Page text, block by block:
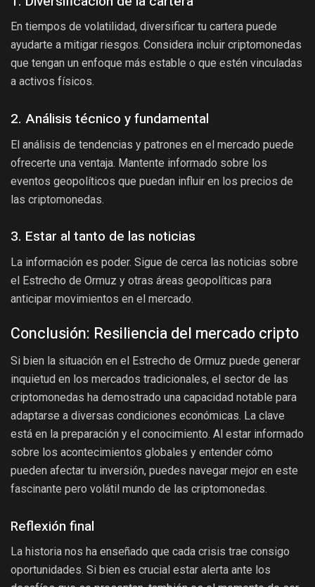
En tiempos de volatilidad, diversificar tu cartera puede
ayudarte a mitigar riesgos. Considera incluir criptomonedas
que tengan un enfoque más estable o que estén vinculadas
a activos físicos.
2. Análisis técnico y fundamental
El análisis de tendencias y patrones en el mercado puede
ofrecerte una ventaja. Mantente informado sobre los
eventos geopolíticos que puedan influir en los precios de
las criptomonedas.
3. Estar al tanto de las noticias
La información es poder. Sigue de cerca las noticias sobre
el Estrecho de Ormuz y otras áreas geopolíticas para
anticipar movimientos en el mercado.
Conclusión: Resiliencia del mercado cripto
Si bien la situación en el Estrecho de Ormuz puede generar
inquietud en los mercados tradicionales, el sector de las
criptomonedas ha demostrado una capacidad notable para
adaptarse a diversas condiciones económicas. La clave
está en la preparación y el conocimiento. Al estar informado
sobre los acontecimientos globales y entender cómo
pueden afectar tu inversión, puedes navegar mejor en este
fascinante pero volátil mundo de las criptomonedas.
Reflexión final
La historia nos ha enseñado que cada crisis trae consigo
oportunidades. Si bien es crucial estar alerta ante los